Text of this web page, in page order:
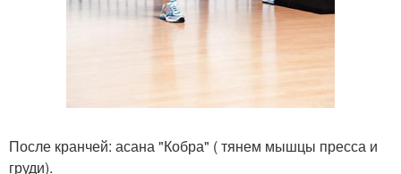
После кранчей: асана "Кобра" ( тянем мышцы пресса и
груди).